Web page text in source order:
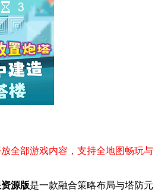
全部游戏内容，支持全地图畅玩与
源版是一款融合策略布局与塔防元